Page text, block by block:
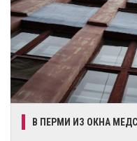
В ПЕРМИ ИЗ ОКНА